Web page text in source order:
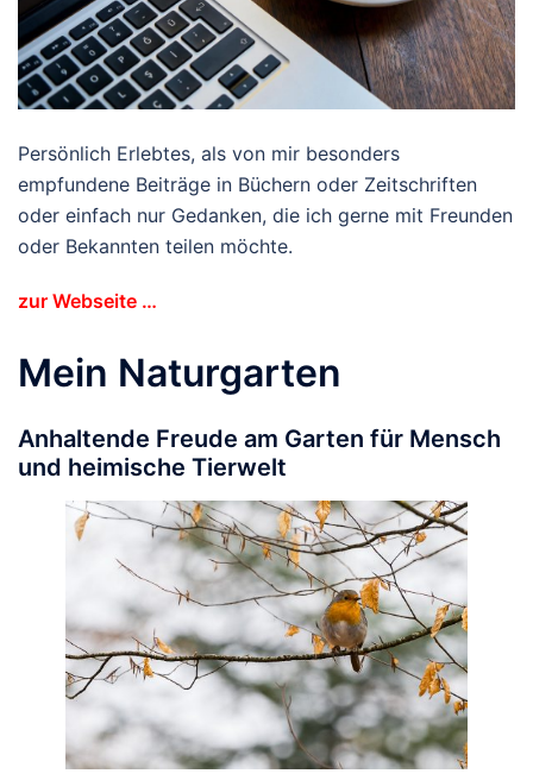
Persönlich Erlebtes, als von mir besonders
empfundene Beiträge in Büchern oder Zeitschriften
oder einfach nur Gedanken, die ich gerne mit Freunden
oder Bekannten teilen möchte.
zur Webseite …
Mein Naturgarten
Anhaltende Freude am Garten für Mensch
und heimische Tierwelt